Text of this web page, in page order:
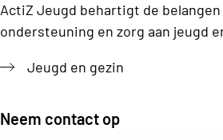
ActiZ Jeugd behartigt de
ondersteuning en zorg aan jeugd
Jeugd en gezin
Neem contact op